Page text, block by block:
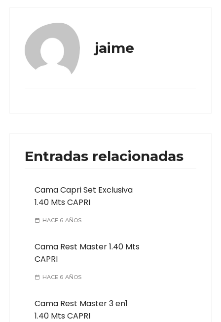
jaime
Entradas relacionadas
Cama Capri Set Exclusiva
1.40 Mts CAPRI
HACE 6 AÑOS
Cama Rest Master 1.40 Mts
CAPRI
HACE 6 AÑOS
Cama Rest Master 3 en1
1.40 Mts CAPRI